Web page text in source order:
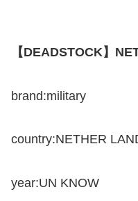
【DEADSTOCK】
brand:military
country:NETHER
year:UN KNOW